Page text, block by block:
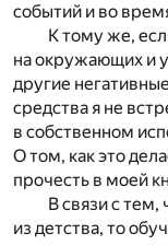
событий и во
К тому же,
на окружающих и
другие
средства я не
в собственном
О том, как это
прочесть в моей
В связи с
из детства, то